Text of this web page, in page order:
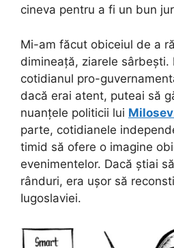
cineva pentru a fi un bun
Mi-am făcut obiceiul de a
dimineață, ziarele sârbești.
cotidianul pro-
dacă erai atent, puteai să
nuanțele politicii lui
parte, cotidianele
timid să ofere o imagine
evenimentelor. Dacă știai
rânduri, era ușor să
Iugoslaviei.